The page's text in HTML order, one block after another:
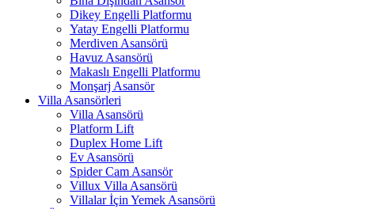
Dikey Engelli Platformu
Yatay Engelli Platformu
Merdiven Asansörü
Havuz Asansörü
Makaslı Engelli Platformu
Monşarj Asansör
Villa Asansörleri
Villa Asansörü
Platform Lift
Duplex Home Lift
Ev Asansörü
Spider Cam Asansör
Villux Villa Asansörü
Villalar İçin Yemek Asansörü